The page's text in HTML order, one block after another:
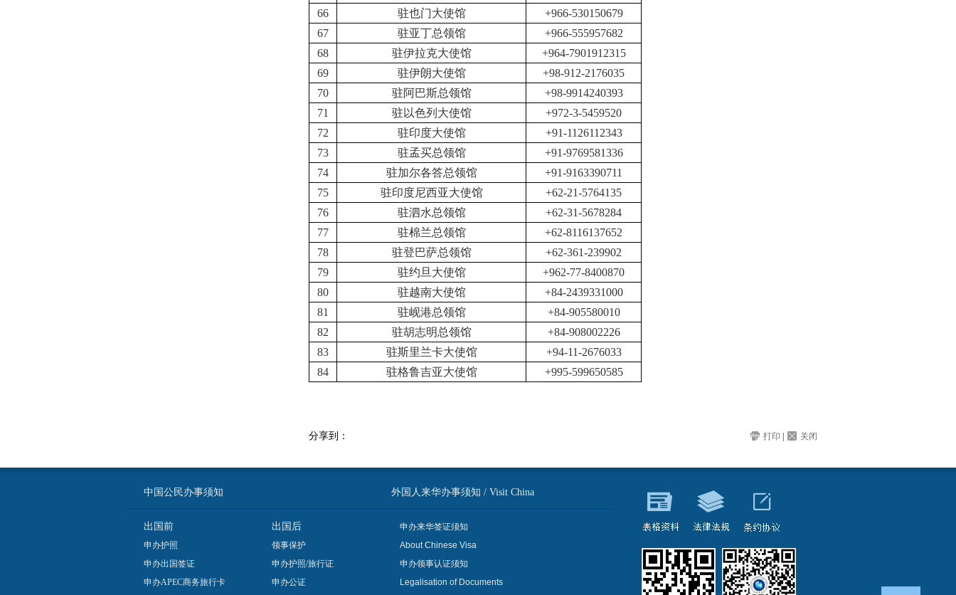
66
驻也门大使馆
+966-530150679
67
驻亚丁总领馆
+966-555957682
68
驻伊拉克大使馆
+964-7901912315
69
驻伊朗大使馆
+98-912-2176035
70
驻阿巴斯总领馆 +98-9914240393
71 驻以色列大使馆
+972-3-5459520
72 驻印度大使馆
+91-1126112343
73 驻孟买总领馆
+91-9769581336
74 驻加尔各答总领馆
+91-9163390711
75 驻印度尼西亚大使馆
+62-21-5764135
76 驻泗水总领馆
+62-31-5678284
77 驻棉兰总领馆 +62-8116137652
78 驻登巴萨总领馆
+62-361-239902
79 驻约旦大使馆
+962-77-8400870
80
驻越南大使馆
+84-2439331000
81 驻岘港总领馆
+84-905580010
82 驻胡志明总领馆
+84-908002226
83 驻斯里兰卡大使馆
+94-11-2676033
84 驻格鲁吉亚大使馆 +995-599650585
分享到： 打印 关闭
中国公民办事须知 外国人来华办事须知 / Visit China
出国前
申办护照
申办出国签证
申办APEC商务旅行卡
出国后
领事保护
申办护照/旅行证
申办公证
申办来华签证须知
About Chinese Visa
申办领事认证须知
Legalisation of Documents